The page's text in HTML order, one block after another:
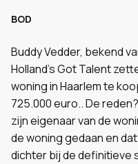
BOD
Buddy Vedder, bekend
Holland’s Got Talent
woning in Haarlem te
725.000 euro.. De
zijn eigenaar van de
de woning gedaan en
dichter bij de definitieve